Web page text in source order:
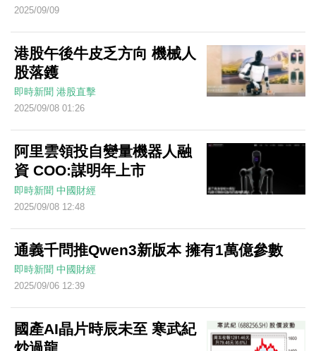
2025/09/09
港股午後牛皮乏方向 機械人
股落鑊
即時新聞 港股直擊
2025/09/08 01:26
阿里雲領投自變量機器人融
資 COO:謀明年上市
即時新聞 中國財經
2025/09/08 12:48
通義千問推Qwen3新版本 擁有1萬億參數
即時新聞 中國財經
2025/09/06 12:39
國產AI晶片時辰未至 寒武紀